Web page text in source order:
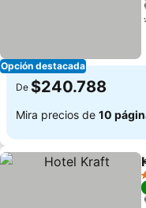
Opción destacada
De $240.788
Mira precios de 10